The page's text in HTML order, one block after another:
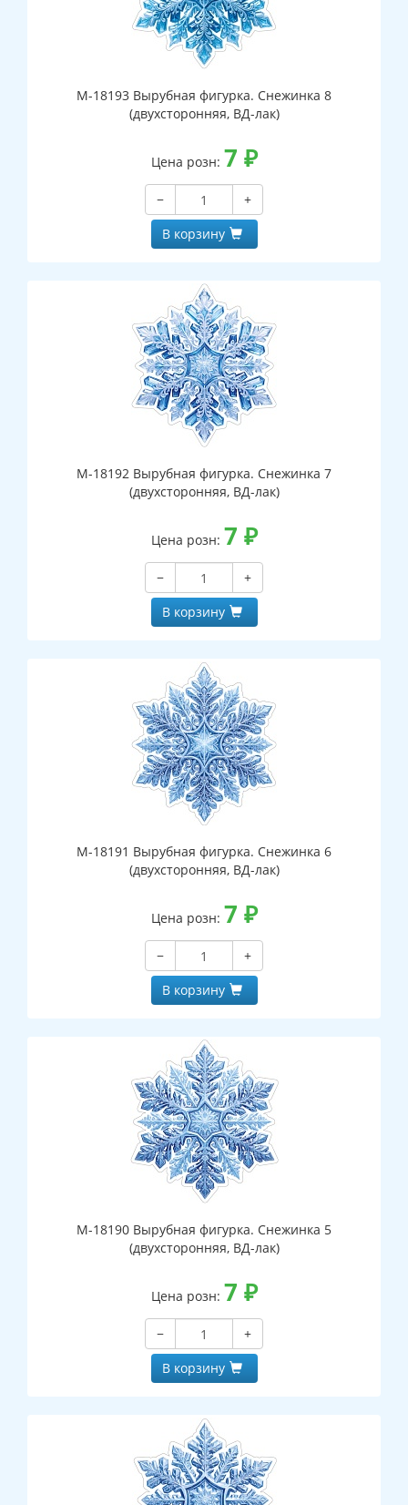
М-18193 Вырубная фигурка. Снежинка 8
(двухсторонняя, ВД-лак)
Цена розн: 7 ₽
−
+
В корзину
М-18192 Вырубная фигурка. Снежинка 7
(двухсторонняя, ВД-лак)
Цена розн: 7 ₽
−
+
В корзину
М-18191 Вырубная фигурка. Снежинка 6
(двухсторонняя, ВД-лак)
Цена розн: 7 ₽
−
+
В корзину
М-18190 Вырубная фигурка. Снежинка 5
(двухсторонняя, ВД-лак)
Цена розн: 7 ₽
−
+
В корзину